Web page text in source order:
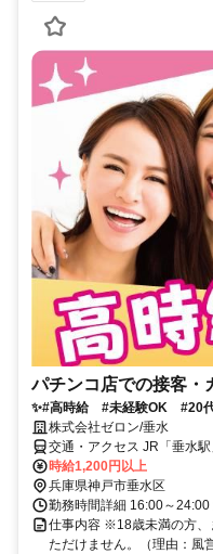
パチンコ店での接客・
✨#高時給 #未経験OK #20
株式会社ゼロン/垂水
交通・アクセス JR「垂水
時給1,200円以上
兵庫県神戸市垂水区
勤務時間詳細 16:00～24:00
仕事内容 ※18歳未満の方、
ただけません。（理由：風